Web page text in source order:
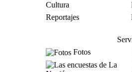
Cultura
Reportajes
Fotos